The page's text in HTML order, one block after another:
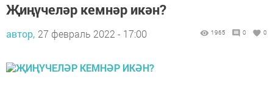
Җиңүчеләр кемнәр икән?
автор, 27 февраль 2022 - 17:00 1965 0 0